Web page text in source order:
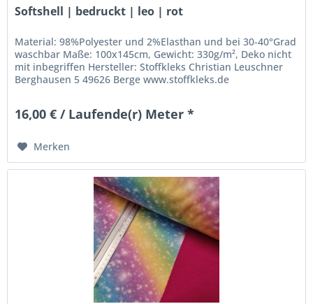
Softshell | bedruckt | leo | rot
Material: 98%Polyester und 2%Elasthan und bei 30-40°Grad
waschbar Maße: 100x145cm, Gewicht: 330g/m², Deko nicht
mit inbegriffen Hersteller: Stoffkleks Christian Leuschner
Berghausen 5 49626 Berge www.stoffkleks.de
16,00 € / Laufende(r) Meter *
Merken